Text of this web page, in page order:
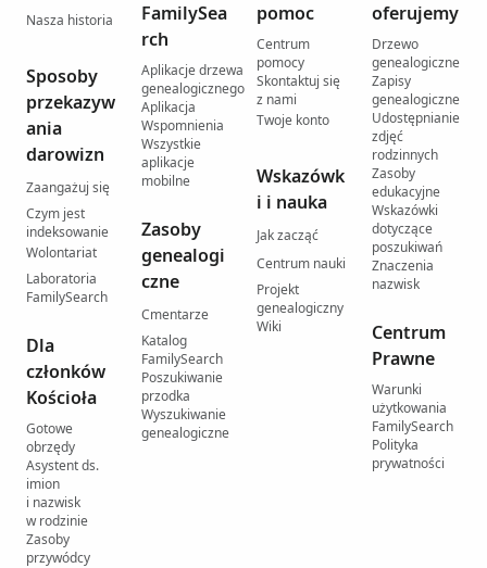
Nasza historia
Sposoby
przekazyw
ania
darowizn
Zaangażuj się
Czym jest
indeksowanie
Wolontariat
Laboratoria
FamilySearch
Dla
członków
Kościoła
Gotowe
obrzędy
Asystent ds.
imion
i nazwisk
w rodzinie
Zasoby
przywódcy
FamilySea
rch
Aplikacje drzewa
genealogicznego
Aplikacja
Wspomnienia
Wszystkie
aplikacje
mobilne
Zasoby
genealogi
czne
Cmentarze
Katalog
FamilySearch
Poszukiwanie
przodka
Wyszukiwanie
genealogiczne
pomoc
Centrum
pomocy
Skontaktuj się
z nami
Twoje konto
Wskazówk
i i nauka
Jak zacząć
Centrum nauki
Projekt
genealogiczny
Wiki
oferujemy
Drzewo
genealogiczne
Zapisy
genealogiczne
Udostępnianie
zdjęć
rodzinnych
Zasoby
edukacyjne
Wskazówki
dotyczące
poszukiwań
Znaczenia
nazwisk
Centrum
Prawne
Warunki
użytkowania
FamilySearch
Polityka
prywatności